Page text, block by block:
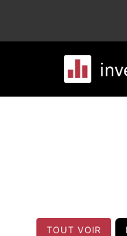
TOUT VOIR